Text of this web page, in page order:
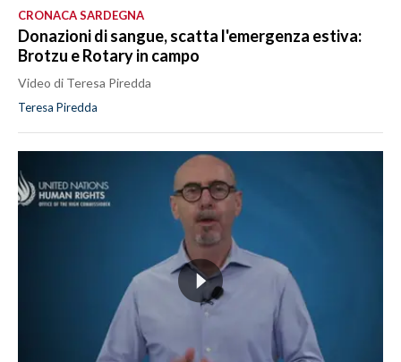
CRONACA SARDEGNA
Donazioni di sangue, scatta l'emergenza estiva:
Brotzu e Rotary in campo
Video di Teresa Piredda
Teresa Piredda